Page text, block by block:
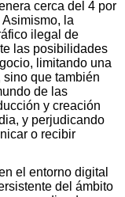
cerca del 4 por
la
ilegal de
las posibilidades
limitando una
que también
de las
y creación
y perjudicando
o recibir
el entorno digital
del ámbito